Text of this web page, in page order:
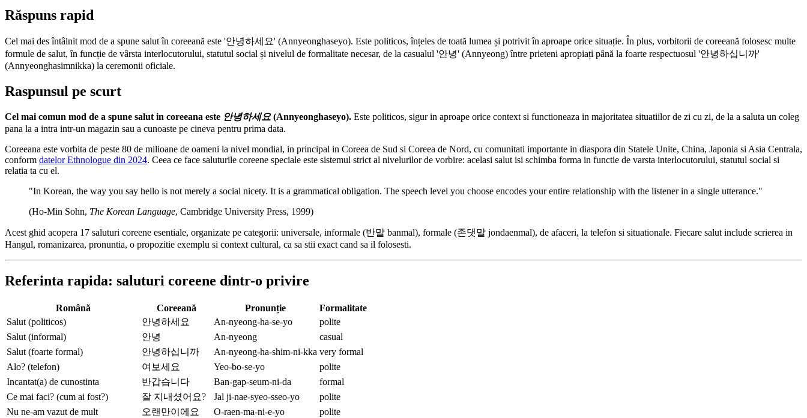
Răspuns rapid
Cel mai des întâlnit mod de a spune salut în coreeană este '안녕하세요' (Annyeonghaseyo). Este politicos, înțeles de toată lumea și potrivit în aproape orice situație. În plus, vorbitorii de coreeană folosesc multe
formule de salut, în funcție de vârsta interlocutorului, statutul social și nivelul de formalitate necesar, de la casualul '안녕' (Annyeong) între prieteni apropiați până la foarte respectuosul '안녕하십니까'
(Annyeonghasimnikka) la ceremonii oficiale.
Raspunsul pe scurt
Cel mai comun mod de a spune salut in coreeana este 안녕하세요 (Annyeonghaseyo). Este politicos, sigur in aproape orice context si functioneaza in majoritatea situatiilor de zi cu zi, de la a saluta un coleg
pana la a intra intr-un magazin sau a cunoaste pe cineva pentru prima data.
Coreeana este vorbita de peste 80 de milioane de oameni la nivel mondial, in principal in Coreea de Sud si Coreea de Nord, cu comunitati importante in diaspora din Statele Unite, China, Japonia si Asia Centrala,
conform datelor Ethnologue din 2024. Ceea ce face saluturile coreene speciale este sistemul strict al nivelurilor de vorbire: acelasi salut isi schimba forma in functie de varsta interlocutorului, statutul social si
relatia ta cu el.
"In Korean, the way you say hello is not merely a social nicety. It is a grammatical obligation. The speech level you choose encodes your entire relationship with the listener in a single utterance."
(Ho-Min Sohn, The Korean Language, Cambridge University Press, 1999)
Acest ghid acopera 17 saluturi coreene esentiale, organizate pe categorii: universale, informale (반말 banmal), formale (존댓말 jondaenmal), de afaceri, la telefon si situationale. Fiecare salut include scrierea in
Hangul, romanizarea, pronuntia, o propozitie exemplu si context cultural, ca sa stii exact cand sa il folosesti.
Referinta rapida: saluturi coreene dintr-o privire
Română Coreeană Pronunție
Formalitate
Salut (politicos)
안녕하세요 An-nyeong-ha-se-yo
polite
Salut (informal)
안녕 An-nyeong
casual
Salut (foarte formal)
안녕하십니까 An-nyeong-ha-shim-ni-kka very formal
Alo? (telefon)
여보세요 Yeo-bo-se-yo
polite
Incantat(a) de cunostinta
반갑습니다 Ban-gap-seum-ni-da
formal
Ce mai faci? (cum ai fost?)
잘 지내셨어요? Jal ji-nae-syeo-sseo-yo
polite
Nu ne-am vazut de mult
오랜만이에요 O-raen-ma-ni-e-yo
polite